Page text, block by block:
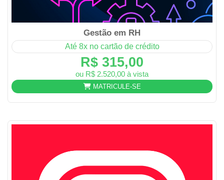
Gestão em RH
Até 8x no cartão de crédito
R$ 315,00
ou R$ 2.520,00 à vista
MATRICULE-SE